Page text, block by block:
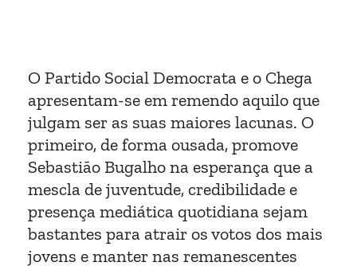
O Partido Social Democrata e o Chega
apresentam-se em remendo aquilo que
julgam ser as suas maiores lacunas. O
primeiro, de forma ousada, promove
Sebastião Bugalho na esperança que a
mescla de juventude, credibilidade e
presença mediática quotidiana sejam
bastantes para atrair os votos dos mais
jovens e manter nas remanescentes